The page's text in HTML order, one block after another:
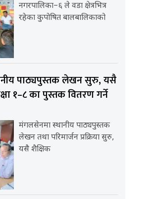
नगरपालिका–६ ले वडा क्षेत्रभित्र
रहेका कुपोषित बालबालिकाको
पाठ्यपुस्तक लेखन सुरु, यसै
१–८ का पुस्तक वितरण गर्ने
मंगलसेनमा स्थानीय पाठ्यपुस्तक
लेखन तथा परिमार्जन प्रक्रिया सुरु,
यसै शैक्षिक